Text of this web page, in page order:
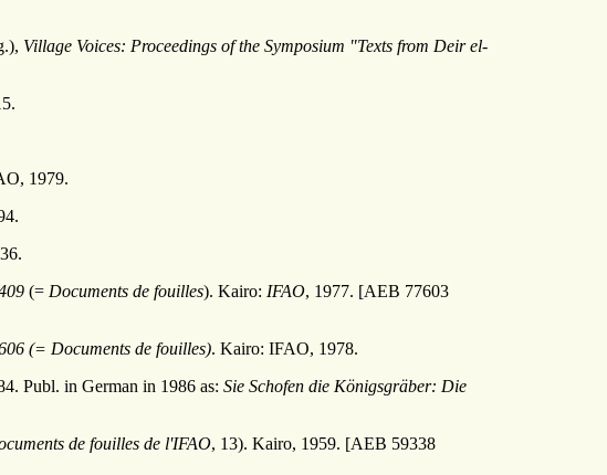
Village Voices: Proceedings of the Symposium "Texts from Deir el-
1979.
(= Documents de fouilles). Kairo: IFAO, 1977. [AEB 77603
(= Documents de fouilles). Kairo: IFAO, 1978.
Publ. in German in 1986 as: Sie Schofen die Königsgräber: Die
de fouilles de l'IFAO, 13). Kairo, 1959. [AEB 59338